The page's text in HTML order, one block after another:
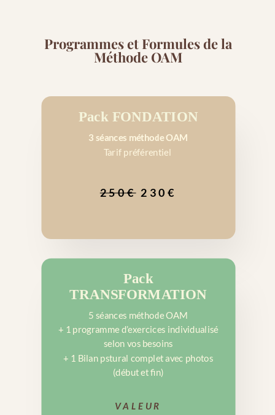
Programmes et Formules de la
Méthode OAM
Pack FONDATION
3 séances méthode OAM
Tarif préférentiel
250€230€
Pack
TRANSFORMATION
5 séances méthode OAM
+ 1 programme d’exercices individualisé
selon vos besoins
+ 1 Bilan pstural complet avec photos
(début et fin)
VALEUR